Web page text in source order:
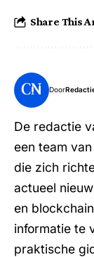
Share This
Door
De redactie
een team
die zich
actueel
en
informatie te
praktische